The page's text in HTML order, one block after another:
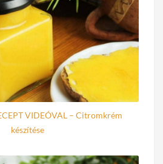
VIDEÓVAL – Citromkrém
készítése